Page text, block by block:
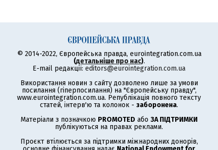
© 2014-2022, Європейська правда, eurointegration.com.ua
(детальніше про нас).
E-mail редакції: editors@eurointegration.com.ua
Використання новин з сайту дозволено лише за умови
посилання (гіперпосилання) на "Європейську правду",
www.eurointegration.com.ua. Републікація повного тексту
статей, інтерв'ю та колонок - заборонена.
Матеріали з позначкою PROMOTED або ЗА ПІДТРИМКИ
публікуються на правах реклами.
Проєкт втілюється за підтримки міжнародних донорів,